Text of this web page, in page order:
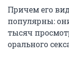
Причем его
популярны:
тысяч
орального